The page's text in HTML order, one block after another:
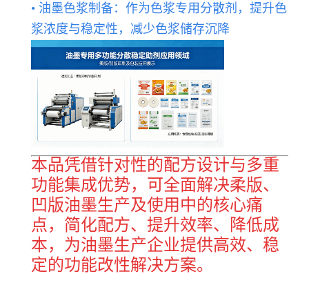
• 油墨色浆制备：作为色浆专用分散剂，提升色
浆浓度与稳定性，减少色浆储存沉降
本品凭借针对性的配方设计与多重
功能集成优势，可全面解决柔版、
凹版油墨生产及使用中的核心痛
点，简化配方、提升效率、降低成
本，为油墨生产企业提供高效、稳
定的功能改性解决方案。